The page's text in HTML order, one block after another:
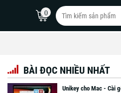
MacBook Pro 16inch
0
BÀI ĐỌC NHIỀU NHẤT
Unikey cho Mac - Cài